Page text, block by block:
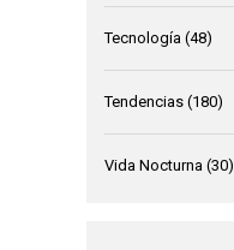
Tecnología (48)
Tendencias (180)
Vida Nocturna (30)